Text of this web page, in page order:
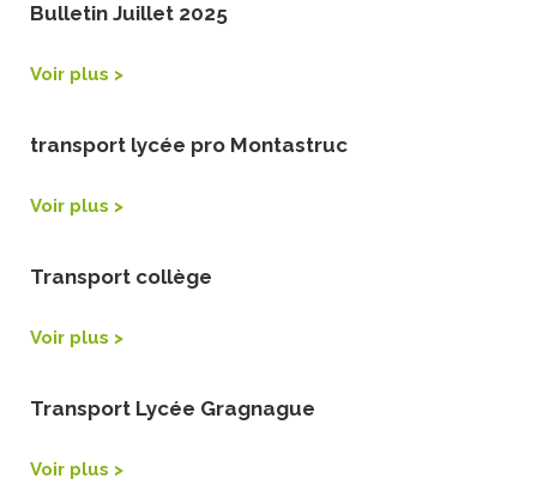
Bulletin Juillet 2025
Voir plus >
transport lycée pro Montastruc
Voir plus >
Transport collège
Voir plus >
Transport Lycée Gragnague
Voir plus >